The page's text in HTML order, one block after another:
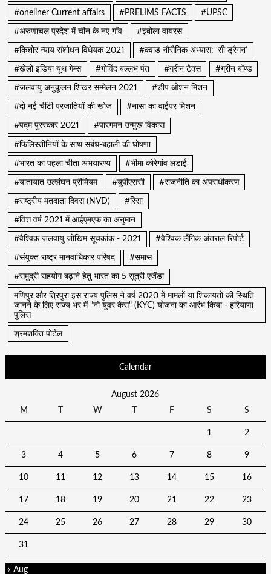
#oneliner Current affairs #PRELIMS FACTS #UPSC
#अरुणाचल प्रदेश में चीन के नए गाँव #इबोला वायरस
#किशोर न्याय संशोधन विधेयक 2021 #क्वाड नौसैनिक अभ्यास: ‘सी ड्रैगन’
#खेलो इंडिया यूथ गेम्स #गोविंद बल्लभ पंत #ग्रीन टैक्स #ग्रीन बॉण्ड
#जलवायु अनुकूलन शिखर सम्मेलन 2021 #डीप ओशन मिशन
#दो नई चींटी प्रजातियों की खोज #नासा का वाईपर मिशन
#पद्म पुरस्कार 2021 #पारगमन उन्मुख विकास
#फिलिस्तीनियों के साथ संबंध-बहाली की घोषणा
#भारत का पहला चीता अभयारण्य #भीमा कोरेगांव लड़ाई
#यातायात उल्लंघन प्रीमियम #यूपीएससी #राजनीति का अपराधीकरण
#राष्ट्रीय मतदाता दिवस (NVD) #रिसा
#वित्त वर्ष 2021 में आईएमएफ का अनुमान
#वैश्विक जलवायु जोखिम सूचकांक - 2021 #वैश्विक लैंगिक अंतराल रिपोर्ट
#संयुक्त राष्ट्र मानवाधिकार परिषद #समास
#समुद्री सहयोग बढ़ाने हेतु भारत का 5 सूत्री एजेंडा
मणिपुर और त्रिपुरा इस राज्य पुलिस ने वर्ष 2020 में मामलों या शिकायतों की स्थिति
जानने के लिए राज्य भर में "नो युवर केस" (KYC) योजना का आरंभ किया - हरियाणा
पुलिस
श्रमशक्ति पोर्टल
Calendar
August 2026
M
W F S S
1 2
3 4 5 6 7 8 9
10 11 12 13 14 15 16
17 18 19 20 21 22 23
24 25 26 27 28 29 30
31
« Aug